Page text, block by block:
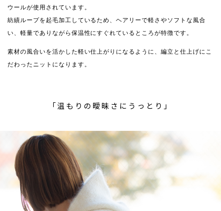
ウールが使用されています。
紡績ループを起毛加工しているため、ヘアリーで軽さやソフトな風合
い、軽量でありながら保温性にすぐれているところが特徴です。
素材の風合いを活かした軽い仕上がりになるように、編立と仕上げにこ
だわったニットになります。
「温もりの曖昧さにうっとり」